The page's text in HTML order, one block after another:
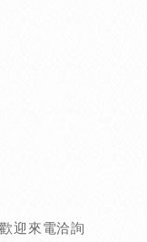
迎來電洽詢